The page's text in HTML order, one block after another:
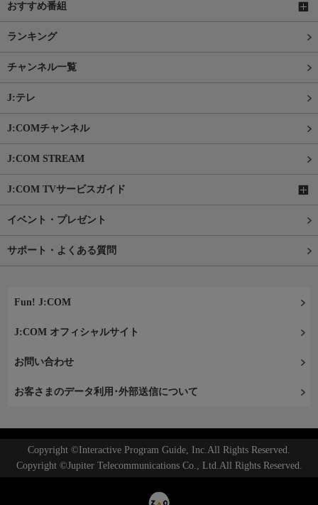
おすすめ番組
ランキング
チャンネル一覧
J:テレ
J:COMチャンネル
J:COM STREAM
J:COM TVサービスガイド
イベント・プレゼント
サポート・よくある質問
Fun! J:COM
J:COM オフィシャルサイト
お問い合わせ
お客さまのデータ利用･外部送信について
Copyright ©Interactive Program Guide, Inc.All Rights Reserved.
Copyright ©Jupiter Telecommunications Co., Ltd.All Rights Reserved.